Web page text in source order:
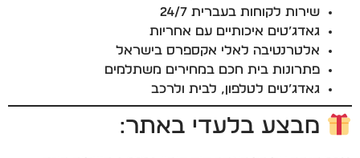
שירות לקוחות בעברית 24/7
גאדג’טים איכותיים עם אחריות
אלטרנטיבה לאלי אקספרס בישראל
פתרונות בית חכם במחירים משתלמים
גאדג’טים לטלפון, לבית ולרכב
מבצע בלעדי באתר: